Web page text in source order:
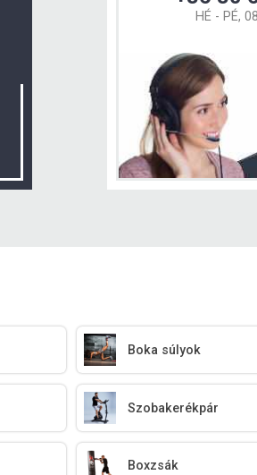
HÉ - PÉ,
Boka súlyok
Szobakerékpár
Boxzsák